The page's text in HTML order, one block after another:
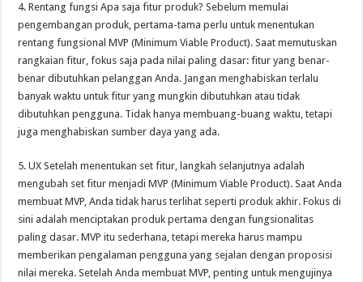
4. Rentang fungsi Apa saja fitur produk? Sebelum memulai
pengembangan produk, pertama-tama perlu untuk menentukan
rentang fungsional MVP (Minimum Viable Product). Saat memutuskan
rangkaian fitur, fokus saja pada nilai paling dasar: fitur yang benar-
benar dibutuhkan pelanggan Anda. Jangan menghabiskan terlalu
banyak waktu untuk fitur yang mungkin dibutuhkan atau tidak
dibutuhkan pengguna. Tidak hanya membuang-buang waktu, tetapi
juga menghabiskan sumber daya yang ada.
5. UX Setelah menentukan set fitur, langkah selanjutnya adalah
mengubah set fitur menjadi MVP (Minimum Viable Product). Saat Anda
membuat MVP, Anda tidak harus terlihat seperti produk akhir. Fokus di
sini adalah menciptakan produk pertama dengan fungsionalitas
paling dasar. MVP itu sederhana, tetapi mereka harus mampu
memberikan pengalaman pengguna yang sejalan dengan proposisi
nilai mereka. Setelah Anda membuat MVP, penting untuk mengujinya